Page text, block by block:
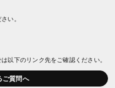
い。
以下のリンク先をご確認ください。
ご質問へ